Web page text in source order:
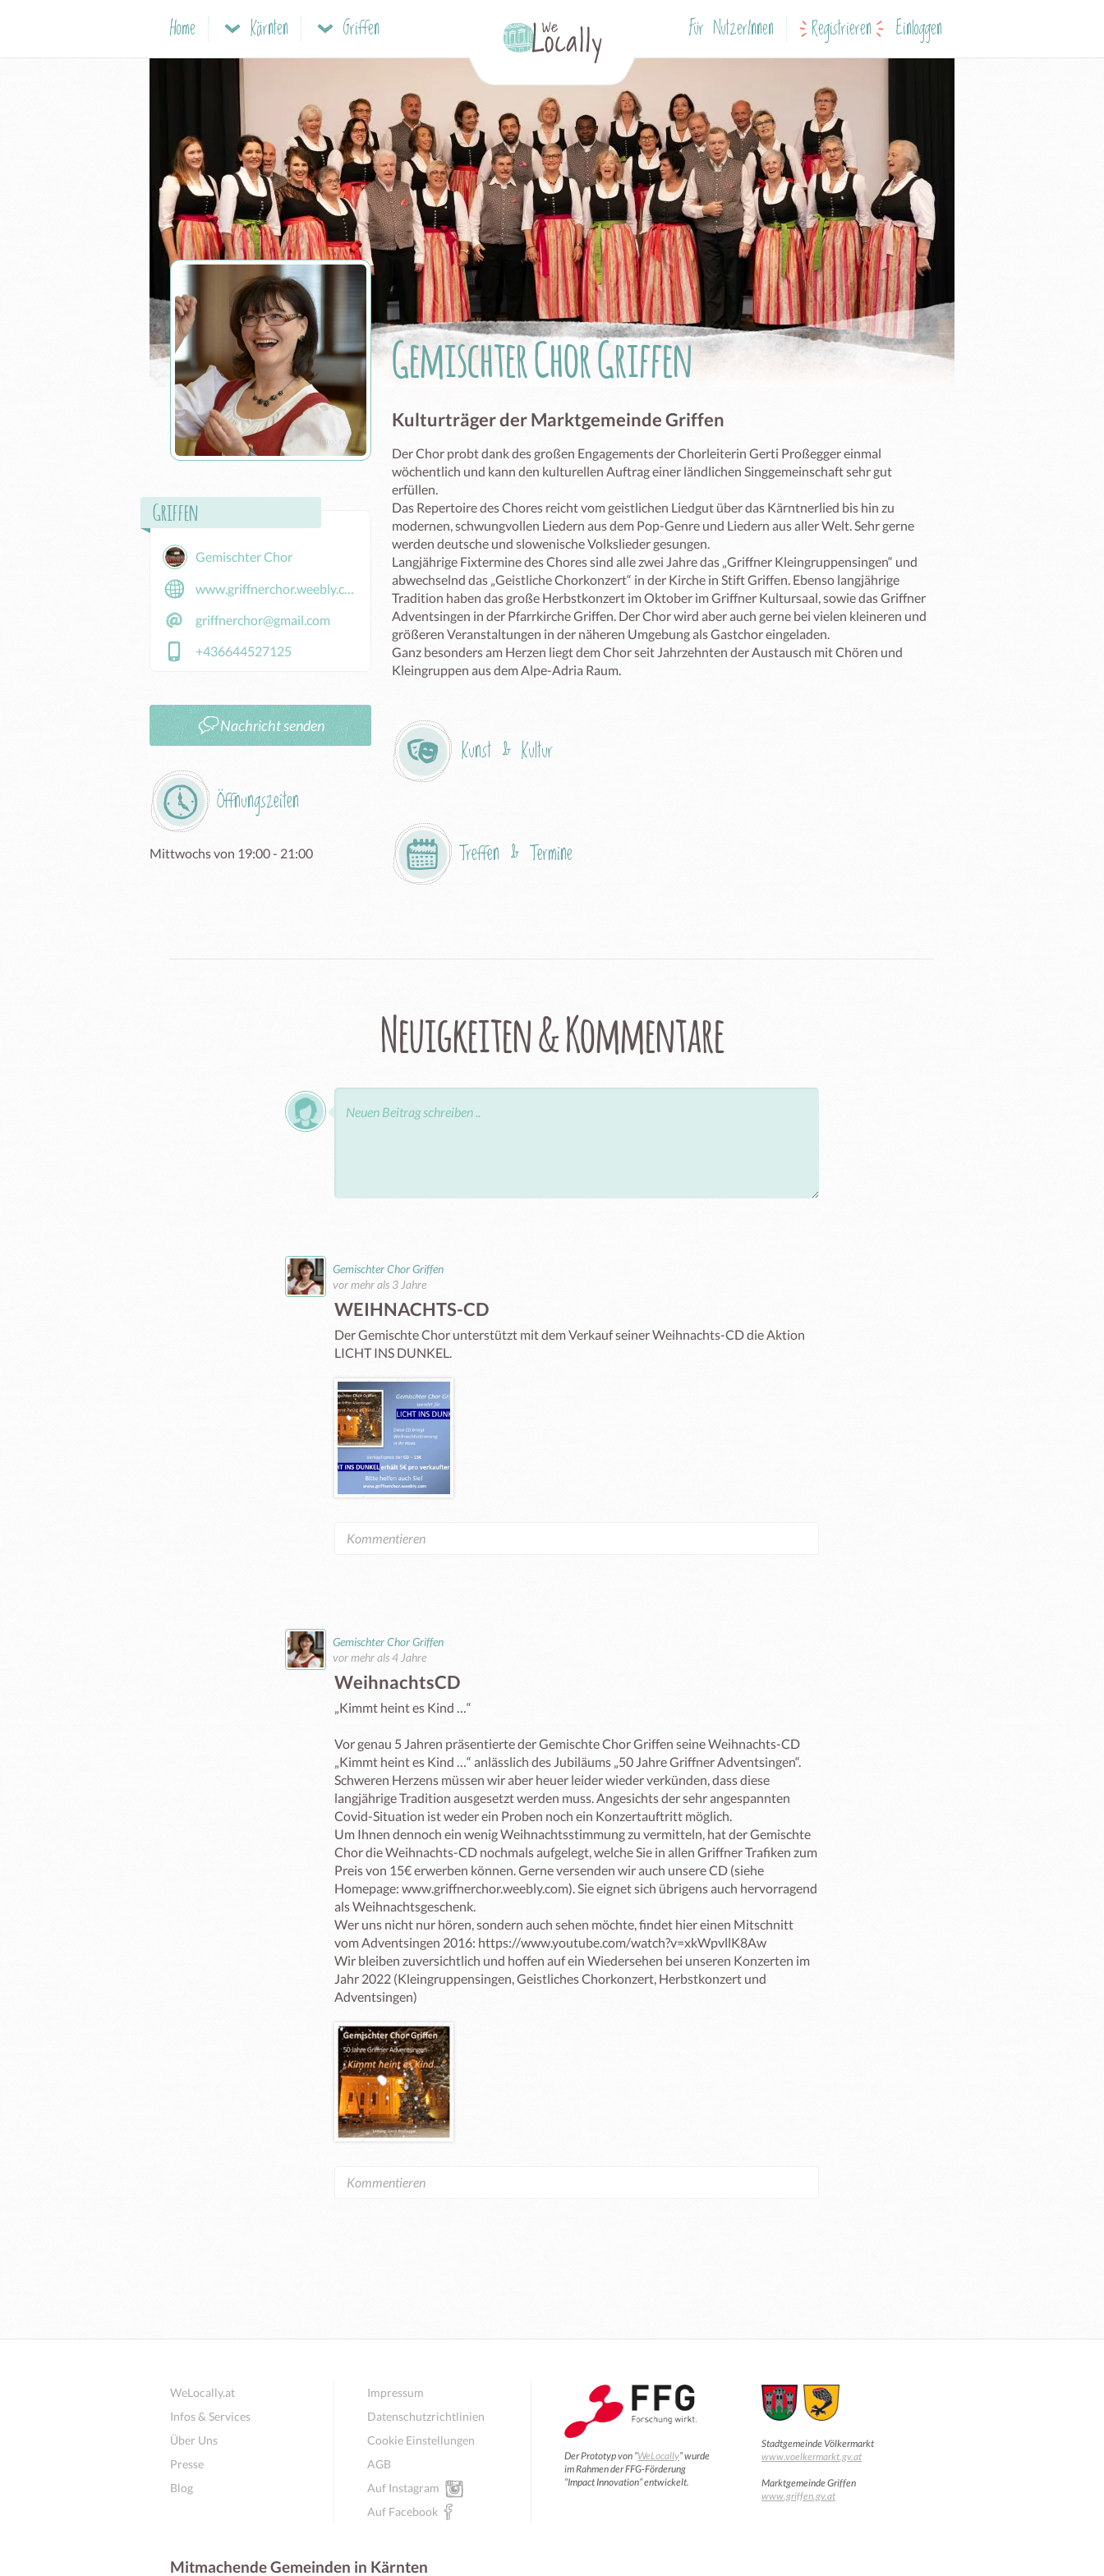
Home Kärnten Griffen Für NutzerInnen Registrieren Einloggen
Gemischter Chor Griffen
Kulturträger der Marktgemeinde Griffen
Der Chor probt dank des großen Engagements der Chorleiterin Gerti Proßegger einmal
wöchentlich und kann den kulturellen Auftrag einer ländlichen Singgemeinschaft sehr gut
erfüllen.
Das Repertoire des Chores reicht vom geistlichen Liedgut über das Kärntnerlied bis hin zu
modernen, schwungvollen Liedern aus dem Pop-Genre und Liedern aus aller Welt. Sehr gerne
werden deutsche und slowenische Volkslieder gesungen.
Langjährige Fixtermine des Chores sind alle zwei Jahre das „Griffner Kleingruppensingen“ und
abwechselnd das „Geistliche Chorkonzert“ in der Kirche in Stift Griffen. Ebenso langjährige
Tradition haben das große Herbstkonzert im Oktober im Griffner Kultursaal, sowie das Griffner
Adventsingen in der Pfarrkirche Griffen. Der Chor wird aber auch gerne bei vielen kleineren und
größeren Veranstaltungen in der näheren Umgebung als Gastchor eingeladen.
Ganz besonders am Herzen liegt dem Chor seit Jahrzehnten der Austausch mit Chören und
Kunst & Kultur
Treffen & Termine
Griffen
Gemischter Chor
www.griffnerchor.weebly.com
griffnerchor@gmail.com
+436644527125
Nachricht senden
Öffnungszeiten
Mittwochs von 19:00 - 21:00
Neuigkeiten & Kommentare
Gemischter Chor Griffen
vor mehr als 3 Jahre
WEIHNACHTS-CD
Der Gemischte Chor unterstützt mit dem Verkauf seiner Weihnachts-CD die Aktion
LICHT INS DUNKEL.
Gemischter Chor Griffen
vor mehr als 4 Jahre
WeihnachtsCD
„Kimmt heint es Kind …“
Vor genau 5 Jahren präsentierte der Gemischte Chor Griffen seine Weihnachts-CD
„Kimmt heint es Kind …“ anlässlich des Jubiläums „50 Jahre Griffner Adventsingen“.
Schweren Herzens müssen wir aber heuer leider wieder verkünden, dass diese
langjährige Tradition ausgesetzt werden muss. Angesichts der sehr angespannten
Covid-Situation ist weder ein Proben noch ein Konzertauftritt möglich.
Um Ihnen dennoch ein wenig Weihnachtsstimmung zu vermitteln, hat der Gemischte
Chor die Weihnachts-CD nochmals aufgelegt, welche Sie in allen Griffner Trafiken zum
Preis von 15€ erwerben können. Gerne versenden wir auch unsere CD (siehe
Homepage: www.griffnerchor.weebly.com). Sie eignet sich übrigens auch hervorragend
als Weihnachtsgeschenk.
Wer uns nicht nur hören, sondern auch sehen möchte, findet hier einen Mitschnitt
vom Adventsingen 2016: https://www.youtube.com/watch?v=xkWpvllK8Aw
Wir bleiben zuversichtlich und hoffen auf ein Wiedersehen bei unseren Konzerten im
Jahr 2022 (Kleingruppensingen, Geistliches Chorkonzert, Herbstkonzert und
WeLocally.at
Infos & Services
Über Uns
Presse
Blog
Impressum
Datenschutzrichtlinien
Cookie Einstellungen
AGB
Auf Instagram
Auf Facebook
Der Prototyp von “WeLocally” wurde
im Rahmen der FFG-Förderung
“Impact Innovation” entwickelt.
Stadtgemeinde Völkermarkt
www.voelkermarkt.gv.at
Marktgemeinde Griffen
www.griffen.gv.at
Mitmachende Gemeinden in Kärnten